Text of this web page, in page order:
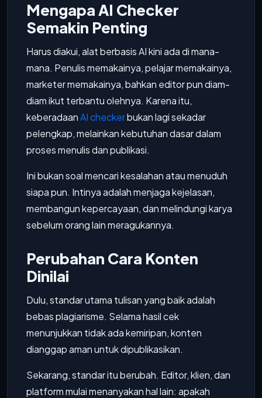
Mengapa AI Checker
Semakin Penting
Harus diakui, alat berbasis AI kini ada di mana-
mana. Penulis memakainya, pelajar memakainya,
marketer memakainya, bahkan editor pun diam-
diam ikut terbantu olehnya. Karena itu,
keberadaanAI checkerbukan lagi sekadar
pelengkap, melainkan kebutuhan dasar dalam
proses menulis dan publikasi.
Ini bukan soal mencari kesalahan atau menuduh
siapa pun. Intinya adalah menjaga kejelasan,
membangun kepercayaan, dan melindungi karya
sebelum orang lain meragukannya.
Perubahan Cara Konten
Dinilai
Dulu, standar utama tulisan yang baik adalah
bebas plagiarisme. Selama hasil cek
menunjukkan tidak ada kemiripan, konten
dianggap aman untuk dipublikasikan.
Sekarang, standar itu berubah. Editor, klien, dan
platform mulai menanyakan hal lain: apakah